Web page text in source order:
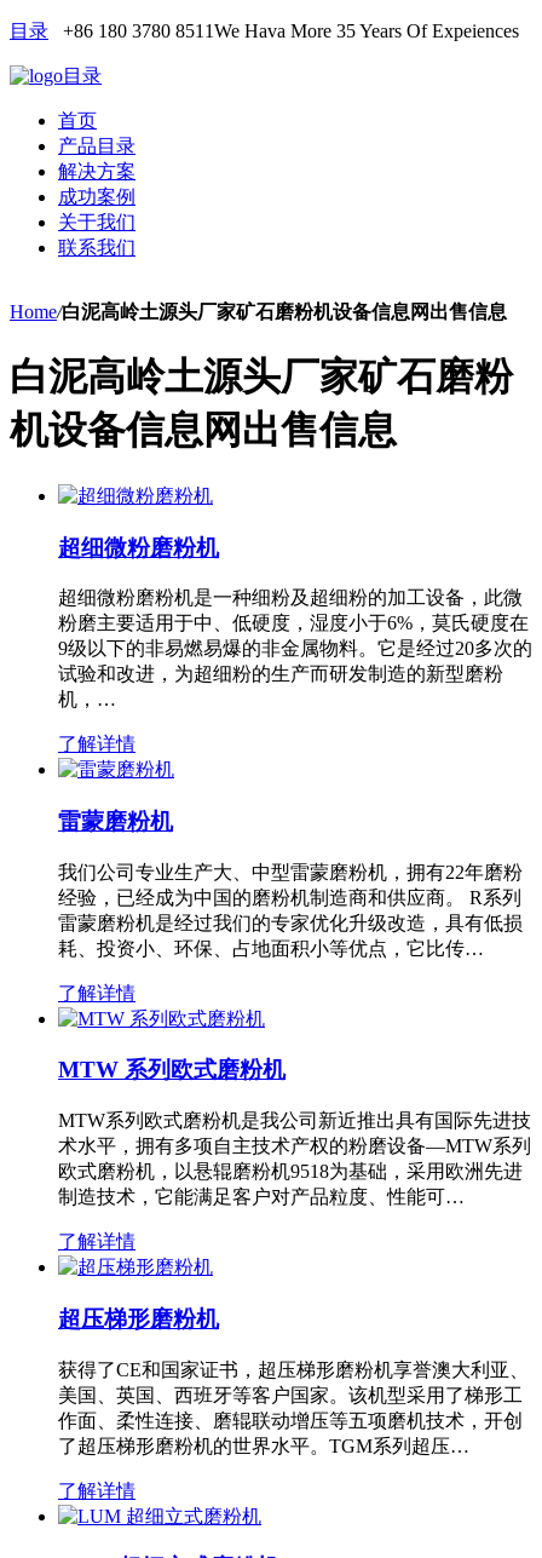
目录 +86 180 3780 8511We Hava More 35 Years Of Expeiences
目录
首页
产品目录
解决方案
成功案例
关于我们
联系我们
Home/白泥高岭土源头厂家矿石磨粉机设备信息网出售信息
白泥高岭土源头厂家矿石磨粉
机设备信息网出售信息
超细微粉磨粉机
超细微粉磨粉机是一种细粉及超细粉的加工设备，此微
粉磨主要适用于中、低硬度，湿度小于6%，莫氏硬度在
9级以下的非易燃易爆的非金属物料。它是经过20多次的
试验和改进，为超细粉的生产而研发制造的新型磨粉
机，…
了解详情
雷蒙磨粉机
我们公司专业生产大、中型雷蒙磨粉机，拥有22年磨粉
经验，已经成为中国的磨粉机制造商和供应商。 R系列
雷蒙磨粉机是经过我们的专家优化升级改造，具有低损
耗、投资小、环保、占地面积小等优点，它比传…
了解详情
MTW 系列欧式磨粉机
MTW系列欧式磨粉机是我公司新近推出具有国际先进技
术水平，拥有多项自主技术产权的粉磨设备—MTW系列
欧式磨粉机，以悬辊磨粉机9518为基础，采用欧洲先进
制造技术，它能满足客户对产品粒度、性能可…
了解详情
超压梯形磨粉机
获得了CE和国家证书，超压梯形磨粉机享誉澳大利亚、
美国、英国、西班牙等客户国家。该机型采用了梯形工
作面、柔性连接、磨辊联动增压等五项磨机技术，开创
了超压梯形磨粉机的世界水平。TGM系列超压…
了解详情